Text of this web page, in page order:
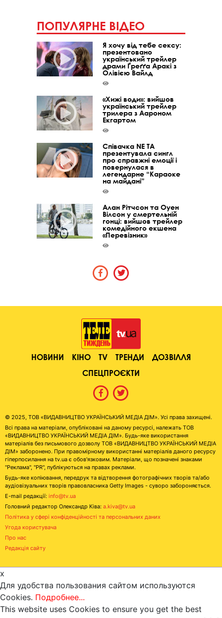
ПОПУЛЯРНЕ ВІДЕО
Я хочу від тебе сексу:
презентовано
український трейлер
драми Ґреґґа Аракі з
Олівією Вайлд
«Хижі води»: вийшов
український трейлер
трилера з Аароном
Екгартом
Співачка NE TA
презентувала сингл
про справжні емоції і
повернулася в
легендарне “Караоке
на майдані”
Алан Рітчсон та Оуен
Вілсон у смертельній
гонці: вийшов трейлер
комедійного екшена
«Перевізник»
НОВИНИ КІНО TV ТРЕНДИ
ДОЗВІЛЛЯ
СПЕЦПРОЄКТИ
© 2025, ТОВ «ВИДАВНИЦТВО УКРАЇНСЬКИЙ МЕДІА ДІМ». Усі права захищені.
Всі права на матеріали, опубліковані на даному ресурсі, належать ТОВ
«ВИДАВНИЦТВО УКРАЇНСЬКИЙ МЕДІА ДІМ». Будь-яке використання
матеріалів без письмового дозволу ТОВ «ВИДАВНИЦТВО УКРАЇНСЬКИЙ МЕДІА
ДІМ» заборонено. При правомірному використанні матеріалів даного ресурсу
гіперпосилання на tv.ua є обов'язковим. Матеріали, що позначені знаками
"Реклама", "PR", публікуються на правах реклами.
Будь-яке копіювання, передрук та відтворення фотографічних творів та/або
аудіовізуальних творів правовласника Getty Images - суворо забороняється.
E-mail редакції: info@tv.ua
Головний редактор Олександр Ківа: a.kiva@tv.ua
Політика у сфері конфіденційності та персональних даних
Угода користувача
Про нас
Редакція сайту
x
Для удобства пользования сайтом используются
Cookies. Подробнее...
This website uses Cookies to ensure you get the best